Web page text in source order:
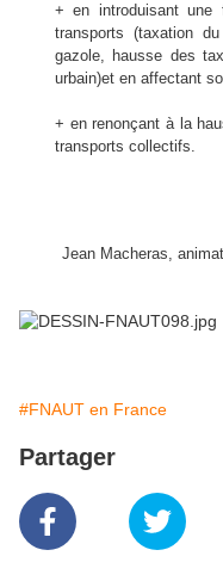
+ en introduisant une
transports (taxation
gazole, hausse des
urbain)et en affectant
+ en renonçant à la
transports collectifs.
Jean Macheras,
#FNAUT en France
Partager